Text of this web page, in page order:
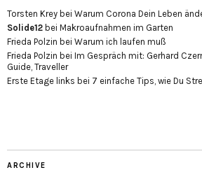
Torsten Krey bei Warum Corona Dein Leben
Solide12 bei Makroaufnahmen im Garten
Frieda Polzin bei Warum ich laufen muß
Frieda Polzin bei Im Gespräch mit: Gerhard
Guide, Traveller
Erste Etage links bei 7 einfache Tips, wie Du
ARCHIVE